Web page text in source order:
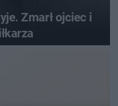
Zmarł ojciec i